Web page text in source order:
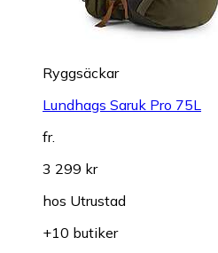
Ryggsäckar
Lundhags Saruk Pro 75L
fr.
3 299 kr
hos Utrustad
+10 butiker